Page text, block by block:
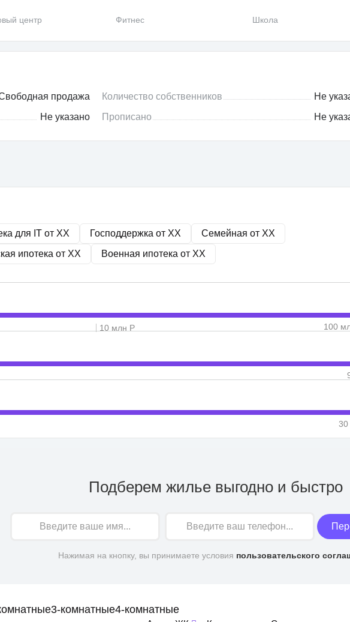
центр Фитнес Школа
продажа
Не указано
Количество собственников
Не
Прописано
Не
для IT от XX Господдержка от XX Семейная от XX
ипотека от XX Военная ипотека от XX
10 млн Р
100
30
Подберем жилье выгодно и быстро
Нажимая на кнопку, вы принимаете условия пользовательского
3-комнатные4-комнатные